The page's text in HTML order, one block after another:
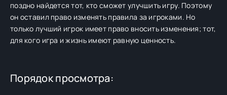
поздно найдется тот, кто сможет улучшить игру. Поэтому
он оставил право изменять правила за игроками. Но
только лучший игрок имеет право вносить изменения; тот,
для кого игра и жизнь имеют равную ценность.
Порядок просмотра: